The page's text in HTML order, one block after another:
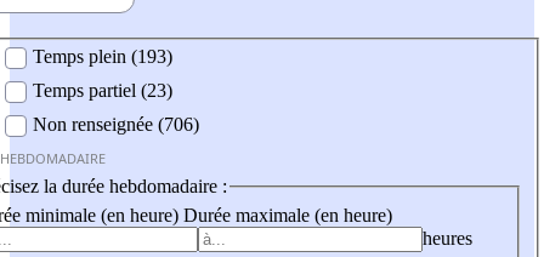
Temps plein (193)
Temps partiel (23)
Non renseignée (706)
la durée hebdomadaire :
minimale (en heure) Durée maximale (en heure)
heures